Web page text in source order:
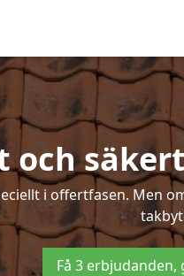
och
i offertfasen. Men
Få 3